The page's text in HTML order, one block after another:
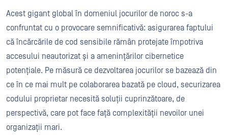
Acest gigant global în domeniul jocurilor de noroc s-a
confruntat cu o provocare semnificativă: asigurarea faptului
că încărcările de cod sensibile rămân protejate împotriva
accesului neautorizat și a amenințărilor cibernetice
potențiale. Pe măsură ce dezvoltarea jocurilor se bazează din
ce în ce mai mult pe colaborarea bazată pe cloud, securizarea
codului proprietar necesită soluții cuprinzătoare, de
perspectivă, care pot face față complexității nevoilor unei
organizații mari.